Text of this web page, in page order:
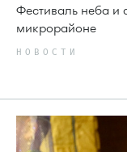
Фестиваль неба и
микрорайоне
НОВОСТИ